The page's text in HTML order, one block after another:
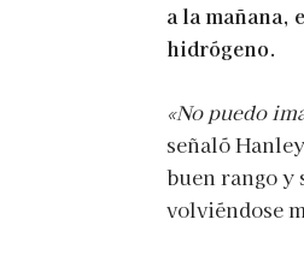
a la mañana,
hidrógeno.
«No puedo
señaló
buen rango y
volviéndose